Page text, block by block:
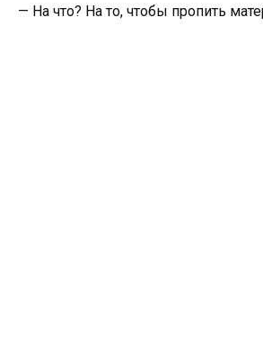
— На что? На то, чтобы пропить